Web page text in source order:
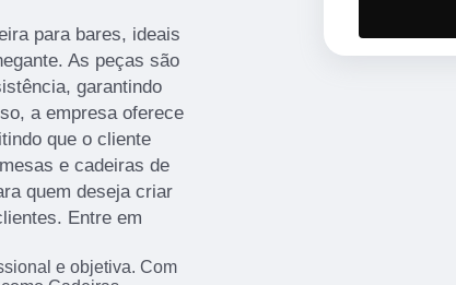
para bares, ideais
As peças são
garantindo
a empresa oferece
que o cliente
e cadeiras de
quem deseja criar
Entre em
e objetiva. Com